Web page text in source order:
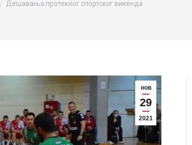
Дешавања протеклог спортског викенда
нов
29
2021